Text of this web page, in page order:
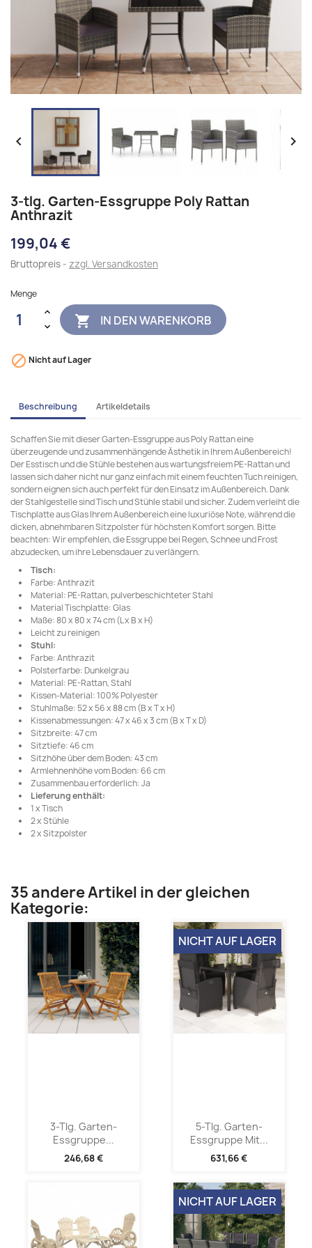
 
3-tlg. Garten-Essgruppe Poly Rattan
Anthrazit
199,04 €
Bruttopreis zzgl. Versandkosten
Menge
 IN DEN WARENKORB
 Nicht auf Lager
Beschreibung Artikeldetails
Schaffen Sie mit dieser Garten-Essgruppe aus Poly Rattan eine
überzeugende und zusammenhängende Ästhetik in Ihrem Außenbereich!
Der Esstisch und die Stühle bestehen aus wartungsfreiem PE-Rattan und
lassen sich daher nicht nur ganz einfach mit einem feuchten Tuch reinigen,
sondern eignen sich auch perfekt für den Einsatz im Außenbereich. Dank
der Stahlgestelle sind Tisch und Stühle stabil und sicher. Zudem verleiht die
Tischplatte aus Glas Ihrem Außenbereich eine luxuriöse Note, während die
dicken, abnehmbaren Sitzpolster für höchsten Komfort sorgen. Bitte
beachten: Wir empfehlen, die Essgruppe bei Regen, Schnee und Frost
abzudecken, um ihre Lebensdauer zu verlängern.
Tisch:
Farbe: Anthrazit
Material: PE-Rattan, pulverbeschichteter Stahl
Material Tischplatte: Glas
Maße: 80 x 80 x 74 cm (L x B x H)
Leicht zu reinigen
Stuhl:
Farbe: Anthrazit
Polsterfarbe: Dunkelgrau
Material: PE-Rattan, Stahl
Kissen-Material: 100% Polyester
Stuhlmaße: 52 x 56 x 88 cm (B x T x H)
Kissenabmessungen: 47 x 46 x 3 cm (B x T x D)
Sitzbreite: 47 cm
Sitztiefe: 46 cm
Sitzhöhe über dem Boden: 43 cm
Armlehnenhöhe vom Boden: 66 cm
Zusammenbau erforderlich: Ja
Lieferung enthält:
1 x Tisch
2 x Stühle
2 x Sitzpolster
35 andere Artikel in der gleichen
Kategorie:
3-Tlg. Garten-
Essgruppe...
246,68 €
5-Tlg. Garten-
Essgruppe Mit...
631,66 €
NICHT AUF LAGER
NICHT AUF LAGER